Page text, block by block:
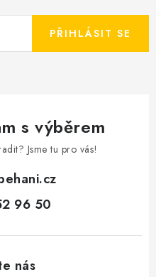
PŘIHLÁSIT SE
s výběrem
Jsme tu pro vás!
96 50